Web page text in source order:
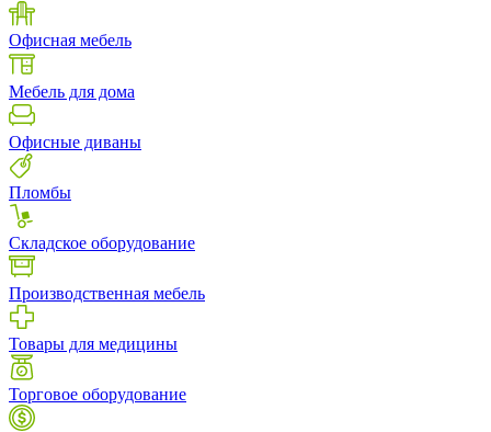
Офисная мебель
Мебель для дома
Офисные диваны
Пломбы
Складское оборудование
Производственная мебель
Товары для медицины
Торговое оборудование